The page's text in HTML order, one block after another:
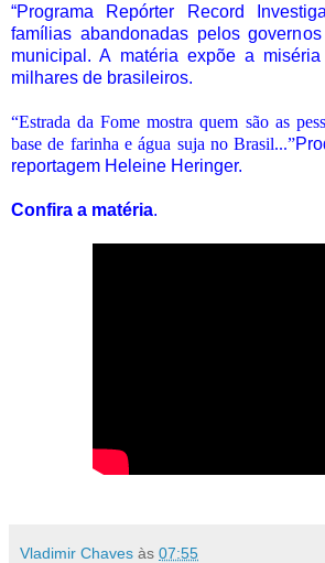
“Programa Repórter Record
famílias abandonadas pelos
municipal. A matéria expõe a
milhares de brasileiros.
“Estrada da Fome mostra quem são as
base de farinha e água suja no Brasil...”
reportagem Heleine Heringer.
Confira a matéria.
Vladimir Chaves às 07:55